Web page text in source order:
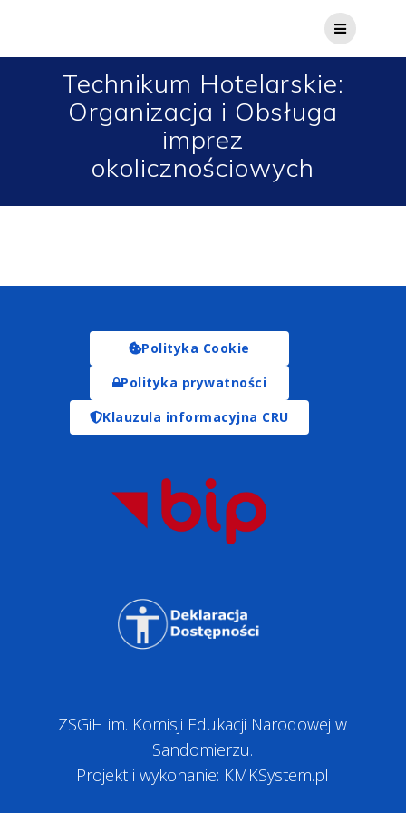
Technikum Hotelarskie:
Organizacja i Obsługa
imprez
okolicznościowych
Polityka Cookie
Polityka prywatności
Klauzula informacyjna CRU